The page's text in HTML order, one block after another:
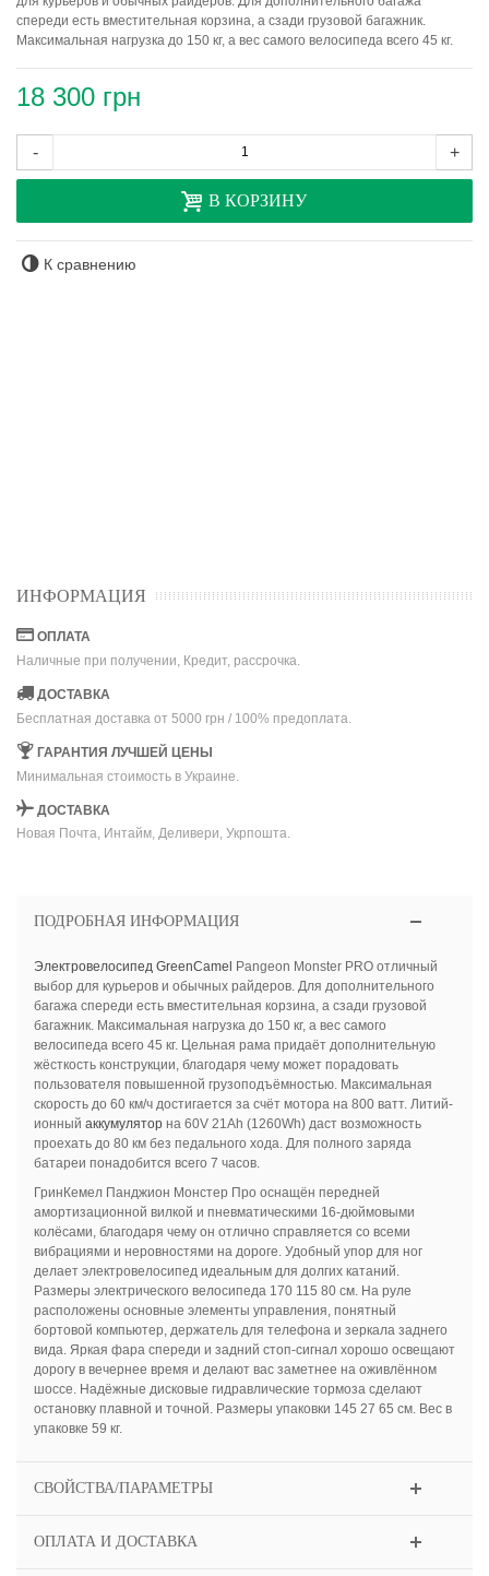
спереди есть вместительная корзина, а сзади грузовой багажник.
Максимальная нагрузка до 150 кг, а вес самого велосипеда всего 45 кг.
18 300 грн
- +
В КОРЗИНУ
К сравнению
ИНФОРМАЦИЯ
ОПЛАТА
Наличные при получении, Кредит, рассрочка.
ДОСТАВКА
Бесплатная доставка от 5000 грн / 100% предоплата.
ГАРАНТИЯ ЛУЧШЕЙ ЦЕНЫ
Минимальная стоимость в Украине.
ДОСТАВКА
Новая Почта, Интайм, Деливери, Укрпошта.
ПОДРОБНАЯ ИНФОРМАЦИЯ
Электровелосипед GreenCamel
Pangeon Monster PRO отличный
выбор для курьеров и обычных райдеров. Для дополнительного
багажа спереди есть вместительная корзина, а сзади грузовой
багажник. Максимальная нагрузка до 150 кг, а вес самого
велосипеда всего 45 кг. Цельная рама придаёт дополнительную
жёсткость конструкции, благодаря чему может порадовать
пользователя повышенной грузоподъёмностью. Максимальная
скорость до 60 км/ч достигается за счёт мотора на 800 ватт. Литий-
ионный аккумуляторна 60V 21Ah (1260Wh) даст возможность
проехать до 80 км без педального хода. Для полного заряда
батареи понадобится всего 7 часов.
ГринКемел Панджион Монстер Про оснащён передней
амортизационной вилкой и пневматическими 16-дюймовыми
колёсами, благодаря чему он отлично справляется со всеми
вибрациями и неровностями на дороге. Удобный упор для ног
делает электровелосипед идеальным для долгих катаний.
Размеры электрического велосипеда 170 115 80 см. На руле
расположены основные элементы управления, понятный
бортовой компьютер, держатель для телефона и зеркала заднего
вида. Яркая фара спереди и задний стоп-сигнал хорошо освещают
дорогу в вечернее время и делают вас заметнее на оживлённом
шоссе. Надёжные дисковые гидравлические тормоза сделают
остановку плавной и точной. Размеры упаковки 145 27 65 см. Вес в
упаковке 59 кг.
СВОЙСТВА/ПАРАМЕТРЫ
ОПЛАТА И ДОСТАВКА